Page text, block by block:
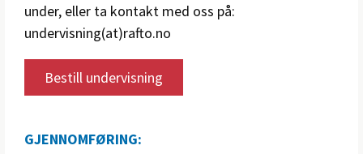
under, eller ta kontakt med oss på:
undervisning(at)rafto.no
Bestill undervisning
GJENNOMFØRING: